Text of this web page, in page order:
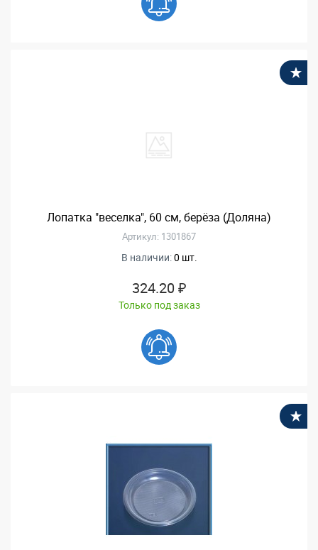
Лопатка "веселка", 60 см, берёза (Доляна)
Артикул: 1301867
В наличии:0 шт.
324.20 ₽
Только под заказ